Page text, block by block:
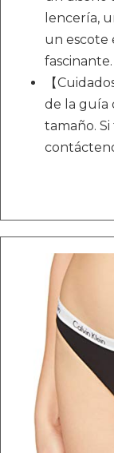
lencería,
un escote
fascinante.
【
de la guía
tamaño.